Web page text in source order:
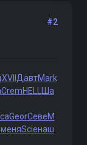
#2
XVII ДавтMark
CremHELL
Ша
GeorСевеМ
меняScieнаш